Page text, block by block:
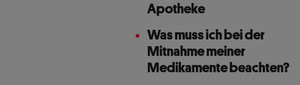
Apotheke
Was muss ich bei der
Mitnahme meiner
Medikamente beachten?